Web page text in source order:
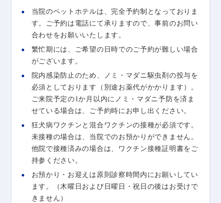
当院のペットホテルは、完全予約制となっておりま
す。ご予約は電話にて承りますので、事前のお問い
合わせをお願いいたします。
繁忙期には、ご希望の日時でのご予約が難しい場合
がございます。
院内感染防止のため、ノミ・マダニ駆虫剤の投与を
必須としております（別途お薬代がかかります）。
ご来院予定の1か月以内にノミ・マダニ予防を済ま
せている場合は、ご予約時にお申し出ください。
狂犬病ワクチンと混合ワクチンの接種が必須です。
未接種の場合は、当院でのお預かりができません。
他院で接種済みの場合は、ワクチン接種証明書をご
持参ください。
お預かり・お迎えは原則診察時間内にお願いしてい
ます。（木曜日および日曜日・祝日の後はお受けで
きません）